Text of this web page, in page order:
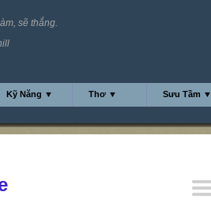
sẽ thắng.
Kỹ Năng ▼ Thơ ▼ Sưu Tầm ▼